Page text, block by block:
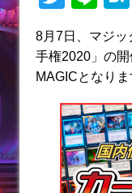
itt
er
e
8月7日、マジッ
手権2020」の
MAGICとなりま